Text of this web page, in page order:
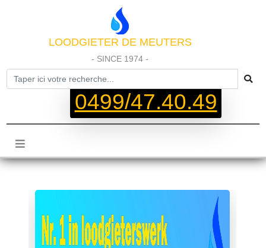
LOODGIETER DE MEUTERS
- SINCE 1974 -
0499/47.40.49